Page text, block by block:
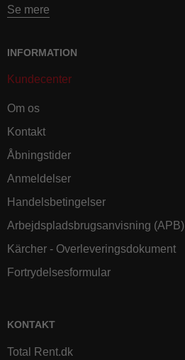
Se mere
INFORMATION
Kundecenter
Om os
Kontakt
Åbningstider
Anmeldelser
Handelsbetingelser
Arbejdspladsbrugsanvisning (APB)
Kärcher - Overleveringsdokument
Fortrydelsesformular
KONTAKT
Total Rent.dk